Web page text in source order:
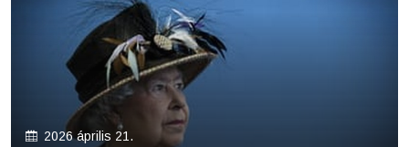
2026 április 21.